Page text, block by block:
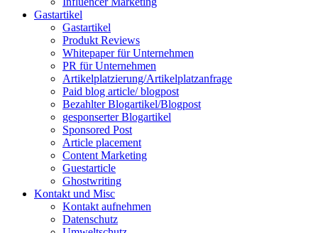
Gastartikel
Gastartikel
Produkt Reviews
Whitepaper für Unternehmen
PR für Unternehmen
Artikelplatzierung/Artikelplatzanfrage
Paid blog article/ blogpost
Bezahlter Blogartikel/Blogpost
gesponserter Blogartikel
Sponsored Post
Article placement
Content Marketing
Guestarticle
Ghostwriting
Kontakt und Misc
Kontakt aufnehmen
Datenschutz